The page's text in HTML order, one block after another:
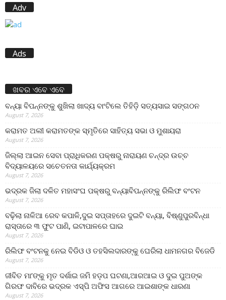
Adv
Ads
ଖବର ଏବେ ଏବେ
ବନ୍ୟା ବିପନ୍ନଙ୍କୁ ଶୁଖିଲା ଖାଦ୍ୟ ବାଂଟିଲେ ତିହିଡି଼ ସତ୍ୟସାଇ ସଙ୍ଗଠନ
August 7, 2026
କରାମତ ଅଲୀ କରାମତଙ୍କ ସ୍ମୃତିରେ ସାହିତ୍ୟ ସଭା ଓ ମୁଶାୟରା
August 7, 2026
ଜିଲ୍ଲା ଆଇନ ସେବା ପ୍ରାଧିକରଣ ପକ୍ଷରୁ ନାରାୟଣ ଚନ୍ଦ୍ର ଉଚ୍ଚ
ବିଦ୍ୟାଳୟରେ ସଚେତନତା କାର୍ଯ୍ୟକ୍ରମ
August 7, 2026
ଭଦ୍ରକ ଜିଲା ଦଳିତ ମହାସଂଘ ପକ୍ଷରୁ ବନ୍ୟାବିପନ୍ନଙ୍କୁ ରିଲିଫ ବଂଟନ
August 7, 2026
ବଢ଼ିଲା ନାଳିଆ ରେବ କପାଳି,ଦୁଇ ସପ୍ତାହରେ ଦୁଇଟି ବନ୍ୟା, ବିଷ୍ଣୁପୁରବିନ୍ଧା
ରାସ୍ତାରେ ୩ ଫୁଟ ପାଣି, ଇଟାପାଳରେ ଘାଇ
August 7, 2026
ରିଲିଫ ବଂଟନକୁ ନେଇ ବିଡିଓ ଓ ତହସିଲଦାରଙ୍କୁ ଘେରିଲା ଧାମନଗର ବିଜେଡି
August 7, 2026
ଜୀବିତ ମା’ଙ୍କୁ ମୃତ ଦର୍ଶାଇ ଜମି ହଡ଼ପ ଘଟଣା,ଆରଆଇ ଓ ଦୁଇ ପୁଅଙ୍କ
ଗିରଫ ଦାବିରେ ଭଦ୍ରକ ଏସ୍‌ପି ଅଫିସ ଆଗରେ ଆଇଶାଙ୍କ ଧାରଣା
August 7, 2026